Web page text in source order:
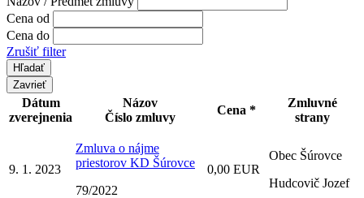
Cena od
Cena do
Zrušiť filter
Zavrieť
Dátum
zverejnenia
Názov
Číslo zmluvy
Cena *
Zmluvné
strany
9. 1. 2023
Zmluva o nájme
priestorov KD Šúrovce
79/2022
0,00 EUR
Obec Šúrovce
Hudcovič Jozef